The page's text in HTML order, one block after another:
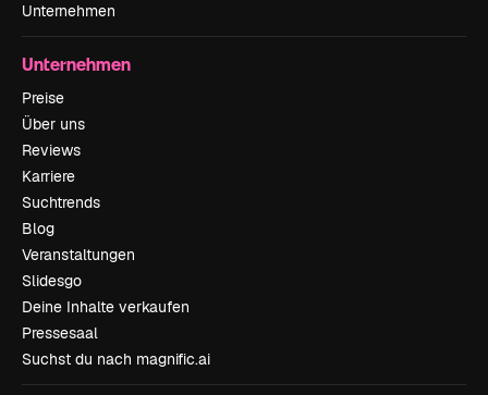
Unternehmen
Unternehmen
Preise
Über uns
Reviews
Karriere
Suchtrends
Blog
Veranstaltungen
Slidesgo
Deine Inhalte verkaufen
Pressesaal
Suchst du nach magnific.ai